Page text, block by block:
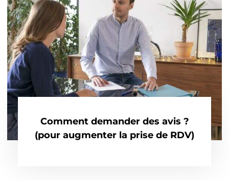
Comment demander des avis ?
(pour augmenter la prise de RDV)